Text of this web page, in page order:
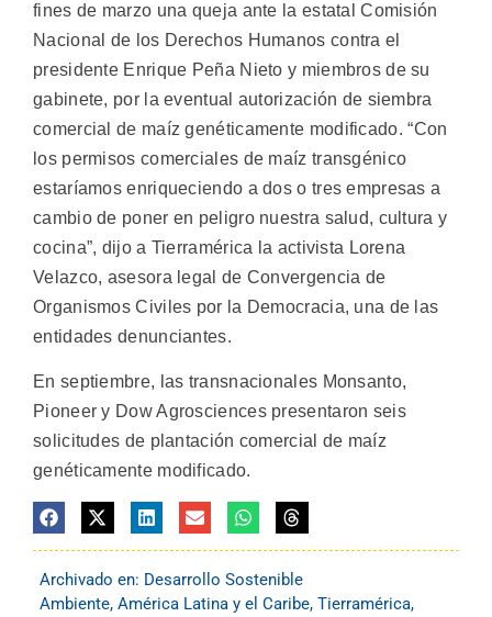
fines de marzo una queja ante la estatal Comisión
Nacional de los Derechos Humanos contra el
presidente Enrique Peña Nieto y miembros de su
gabinete, por la eventual autorización de siembra
comercial de maíz genéticamente modificado.“Con
los permisos comerciales de maíz transgénico
estaríamos enriqueciendo a dos o tres empresas a
cambio de poner en peligro nuestra salud, cultura y
cocina”, dijo a Tierramérica la activista Lorena
Velazco, asesora legal de Convergencia de
Organismos Civiles por la Democracia, una de las
entidades denunciantes.
En septiembre, las transnacionales Monsanto,
Pioneer y Dow Agrosciences presentaron seis
solicitudes de plantación comercial de maíz
genéticamente modificado.
Archivado en: Desarrollo Sostenible
Ambiente, América Latina y el Caribe, Tierramérica,